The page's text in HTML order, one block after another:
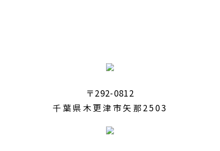
〒292-0812
千葉県木更津市矢那2503